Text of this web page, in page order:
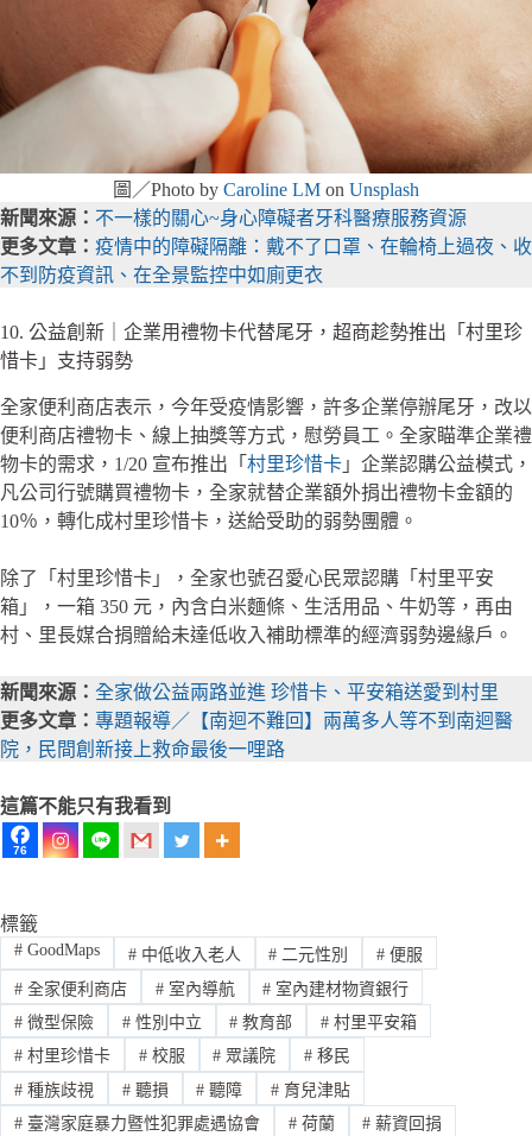
圖／Photo by Caroline LM on Unsplash
新聞來源： 不一樣的關心~身心障礙者牙科醫療服務資源
更多文章： 疫情中的障礙隔離：戴不了口罩、在輪椅上過夜、收
不到防疫資訊、在全景監控中如廁更衣
10. 公益創新｜企業用禮物卡代替尾牙，超商趁勢推出「村里珍
惜卡」支持弱勢
全家便利商店表示，今年受疫情影響，許多企業停辦尾牙，改以
便利商店禮物卡、線上抽獎等方式，慰勞員工。全家瞄準企業禮
物卡的需求，1/20 宣布推出「 村里珍惜卡 」企業認購公益模式，
凡公司行號購買禮物卡，全家就替企業額外捐出禮物卡金額的
10％，轉化成村里珍惜卡，送給受助的弱勢團體。
除了「村里珍惜卡」，全家也號召愛心民眾認購「村里平安
箱」，一箱 350 元，內含白米麵條、生活用品、牛奶等，再由
村、里長媒合捐贈給未達低收入補助標準的經濟弱勢邊緣戶。
新聞來源： 全家做公益兩路並進 珍惜卡、平安箱送愛到村里
更多文章： 專題報導／【南迴不難回】兩萬多人等不到南迴醫
院，民間創新接上救命最後一哩路
這篇不能只有我看到
76
標籤
#GoodMaps #中低收入老人 # 二元性別 # 便服
#全家便利商店 #室內導航 # 室內建材物資銀行
#微型保險 #性別中立 # 教育部 # 村里平安箱
#村里珍惜卡 #校服 # 眾議院 # 移民
#種族歧視 #聽損 # 聽障 # 育兒津貼
#臺灣家庭暴力暨性犯罪處遇協會 #荷蘭 # 薪資回捐